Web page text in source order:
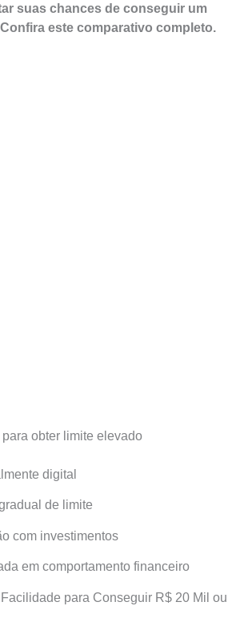
suas chances de conseguir um
este comparativo completo.
obter limite elevado
digital
de limite
com investimentos
em comportamento financeiro
para Conseguir R$ 20 Mil ou